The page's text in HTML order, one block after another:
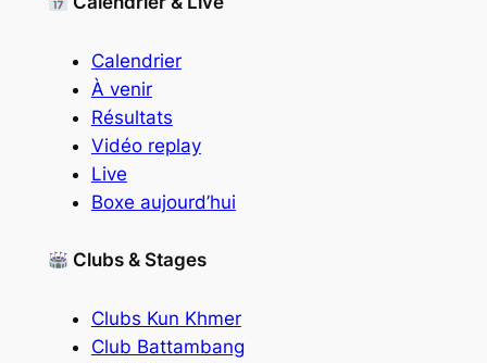
Calendrier
À venir
Résultats
Vidéo replay
Live
Boxe aujourd’hui
Clubs & Stages
Clubs Kun Khmer
Club Battambang